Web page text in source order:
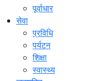
पूर्वाधार
सेवा
प्रविधि
पर्यटन
शिक्षा
स्वास्थ्य